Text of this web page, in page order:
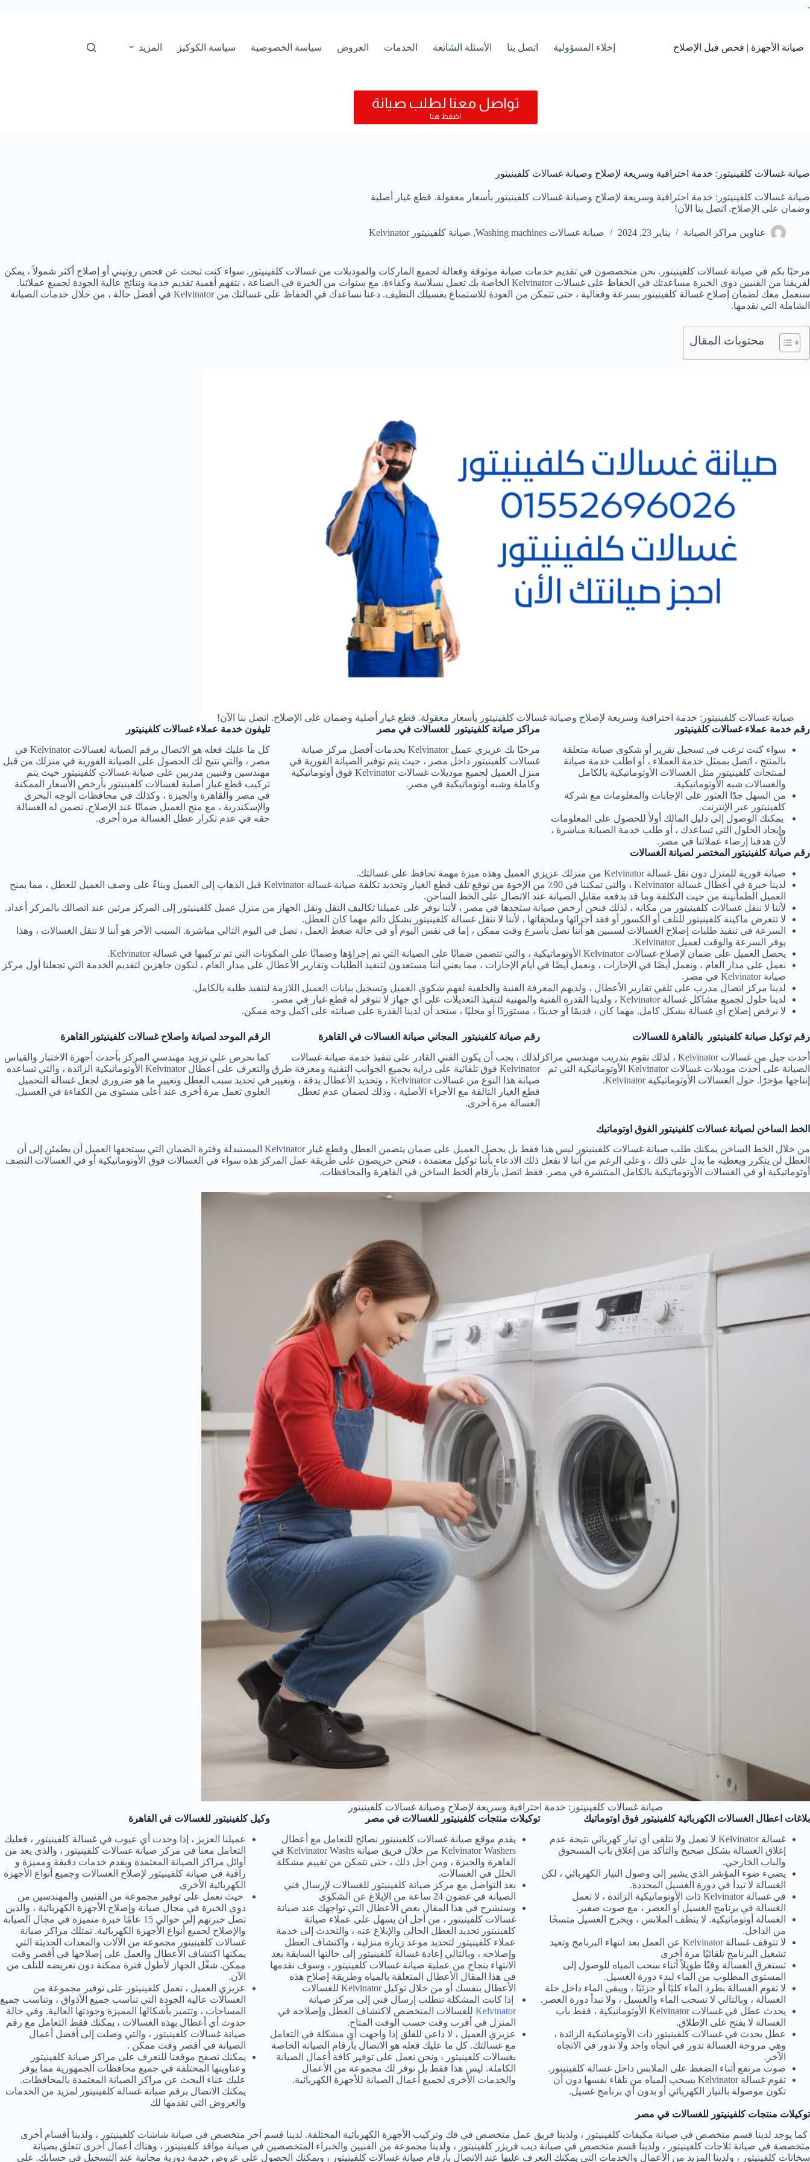
.
صيانة الأجهزة | فحص قبل الإصلاح
إخلاء المسؤولية اتصل بنا الأسئلة الشائعة الخدمات العروض سياسة الخصوصية سياسة الكوكيز المزيد
تواصل معنا لطلب صيانة
اضغط هنا
صيانة غسالات كلفينيتور: خدمة احترافية وسريعة لإصلاح وصيانة غسالات كلفينيتور
صيانة غسالات كلفينيتور: خدمة احترافية وسريعة لإصلاح وصيانة غسالات كلفينيتور بأسعار معقولة. قطع غيار أصلية
وضمان على الإصلاح. اتصل بنا الآن!
عناوين مراكز الصيانة يناير 23, 2024 صيانة غسالات Washing machines , صيانة كلفينيتور Kelvinator
مرحبًا بكم في صيانة غسالات كلفينيتور. نحن متخصصون في تقديم خدمات صيانة موثوقة وفعالة لجميع الماركات والموديلات من غسالات كلفينيتور. سواء كنت تبحث عن فحص روتيني أو إصلاح أكثر شمولاً ، يمكن
لفريقنا من الفنيين ذوي الخبرة مساعدتك في الحفاظ على غسالات Kelvinator الخاصة بك تعمل بسلاسة وكفاءة. مع سنوات من الخبرة في الصناعة ، نتفهم أهمية تقديم خدمة ونتائج عالية الجودة لجميع عملائنا.
سنعمل معك لضمان إصلاح غسالة كلفينيتور بسرعة وفعالية ، حتى تتمكن من العودة للاستمتاع بغسيلك النظيف. دعنا نساعدك في الحفاظ على غسالتك من Kelvinator في أفضل حالة ، من خلال خدمات الصيانة
الشاملة التي نقدمها.
محتويات المقال
صيانة غسالات كلفينيتور: خدمة احترافية وسريعة لإصلاح وصيانة غسالات كلفينيتور بأسعار معقولة. قطع غيار أصلية وضمان على الإصلاح. اتصل بنا الآن!
رقم خدمة عملاء غسالات كلفينيتور
سواء كنت ترغب في تسجيل تقرير أو شكوى صيانة متعلقة
بالمنتج ، اتصل بممثل خدمة العملاء ، أو اطلب خدمة صيانة
لمنتجات كلفينيتور مثل الغسالات الأوتوماتيكية بالكامل
والغسالات شبه الأوتوماتيكية.
من السهل جدًا العثور على الإجابات والمعلومات مع شركة
كلفينيتور عبر الإنترنت.
يمكنك الوصول إلى دليل المالك أولاً للحصول على المعلومات
وإيجاد الحلول التي تساعدك ، أو طلب خدمة الصيانة مباشرة ،
لأن هدفنا إرضاء عملائنا في مصر.
مراكز صيانة كلفينيتور للغسالات في مصر
مرحبًا بك عزيزي عميل Kelvinator بخدمات أفضل مركز صيانة
غسالات كلفينيتور داخل مصر ، حيث يتم توفير الصيانة الفورية في
منزل العميل لجميع موديلات غسالات Kelvinator فوق أوتوماتيكية
وكاملة وشبه أوتوماتيكية في مصر.
تليفون خدمة عملاء غسالات كلفينيتور
كل ما عليك فعله هو الاتصال برقم الصيانة لغسالات Kelvinator في
مصر ، والتي تتيح لك الحصول على الصيانة الفورية في منزلك من قبل
مهندسين وفنيين مدربين على صيانة غسالات كلفينيتور حيث يتم
تركيب قطع غيار أصلية لغسالات كلفينيتور بأرخص الأسعار الممكنة
في مصر والقاهرة والجيزة ، وكذلك في محافظات الوجه البحري
والإسكندرية ، مع منح العميل ضمانًا عند الإصلاح. تضمن له الغسالة
حقه في عدم تكرار عطل الغسالة مرة أخرى.
رقم صيانة كلفينيتور المختصر لصيانة الغسالات
صيانة فورية للمنزل دون نقل غسالة Kelvinator من منزلك عزيزي العميل وهذه ميزة مهمة تحافظ على غسالتك.
لدينا خبرة في أعطال غسالة Kelvinator ، والتي تمكننا في 90٪ من الإخوة من توقع تلف قطع الغيار وتحديد تكلفة صيانة غسالة Kelvinator قبل الذهاب إلى العميل وبناءً على وصف العميل للعطل ، مما يمنح
العميل الطمأنينة من حيث التكلفة وما قد يدفعه مقابل الصيانة عند الاتصال على الخط الساخن.
لأننا لا ننقل غسالات كلفينيتور من مكانه ، لذلك فنحن أرخص صيانة ستجدها في مصر ، لأننا نوفر على عميلنا تكاليف النقل ونقل الجهاز من منزل عميل كلفينيتور إلى المركز مرتين عند اتصالك بالمركز أعداد.
لا تتعرض ماكينة كلفينيتور للتلف أو الكسور أو فقد أجزائها وملحقاتها ، لأننا لا ننقل غسالة كلفينيتور بشكل دائم مهما كان العطل.
السرعة في تنفيذ طلبات إصلاح الغسالات لسببين هو أننا نصل بأسرع وقت ممكن ، إما في نفس اليوم أو في حالة ضغط العمل ، نصل في اليوم التالي مباشرة. السبب الآخر هو أننا لا ننقل الغسالات ، وهذا
يوفر السرعة والوقت لعميل Kelvinator.
يحصل العميل على ضمان لإصلاح غسالات Kelvinator الأوتوماتيكية ، والتي تتضمن ضمانًا على الصيانة التي تم إجراؤها وضمانًا على المكونات التي تم تركيبها في غسالة Kelvinator.
نعمل على مدار العام ، ونعمل أيضًا في الإجازات ، ونعمل أيضًا في أيام الإجازات ، مما يعني أننا مستعدون لتنفيذ الطلبات وتقارير الأعطال على مدار العام ، لنكون جاهزين لتقديم الخدمة التي تجعلنا أول مركز
صيانة Kelvinator في مصر.
لدينا مركز اتصال مدرب على تلقي تقارير الأعطال ، ولديهم المعرفة الفنية والخلفية لفهم شكوى العميل وتسجيل بيانات العميل اللازمة لتنفيذ طلبه بالكامل.
لدينا حلول لجميع مشاكل غسالة Kelvinator ، ولدينا القدرة الفنية والمهنية لتنفيذ التعديلات على أي جهاز لا تتوفر له قطع غيار في مصر.
لا نرفض إصلاح أي غسالة بشكل كامل. مهما كان ، قديمًا أو جديدًا ، مستوردًا أو محليًا ، ستجد أن لدينا القدرة على صيانته على أكمل وجه ممكن.
رقم توكيل صيانة كلفينيتور بالقاهرة للغسالات
أحدث جيل من غسالات Kelvinator ، لذلك نقوم بتدريب مهندسي مراكز
الصيانة على أحدث موديلات غسالات Kelvinator الأوتوماتيكية التي تم
إنتاجها مؤخرًا. حول الغسالات الأوتوماتيكية Kelvinator.
رقم صيانة كلفينيتور المجاني صيانة الغسالات في القاهرة
لذلك ، يجب أن يكون الفني القادر على تنفيذ خدمة صيانة غسالات
Kelvinator فوق تلقائية على دراية بجميع الجوانب التقنية ومعرفة طرق
صيانة هذا النوع من غسالات Kelvinator ، وتحديد الأعطال بدقة ، وتغيير
قطع الغيار التالفة مع الأجزاء الأصلية ، وذلك لضمان عدم تعطل
الغسالة مرة أخرى.
الرقم الموحد لصيانة واصلاح غسالات كلفينيتور القاهرة
كما نحرص على تزويد مهندسي المركز بأحدث أجهزة الاختبار والقياس
والتعرف على أعطال Kelvinator الأوتوماتيكية الزائدة ، والتي تساعده
في تحديد سبب العطل وتغيير ما هو ضروري لجعل غسالة التحميل
العلوي تعمل مرة أخرى عند أعلى مستوى من الكفاءة في الغسيل.
الخط الساخن لصيانة غسالات كلفينيتور الفوق اوتوماتيك
من خلال الخط الساخن يمكنك طلب صيانة غسالات كلفينيتور ليس هذا فقط بل يحصل العميل على ضمان يتضمن العطل وقطع غيار Kelvinator المستبدلة وفترة الضمان التي يستحقها العميل أن يطمئن إلى أن
العطل لن يتكرر ويعطيه ما يدل على ذلك ، وعلى الرغم من أننا لا نفعل ذلك الادعاء بأننا توكيل معتمدة ، فنحن حريصون على طريقة عمل المركز هذه سواء في الغسالات فوق الأوتوماتيكية أو في الغسالات النصف
أوتوماتيكية أو في الغسالات الأوتوماتيكية بالكامل المنتشرة في مصر. فقط اتصل بأرقام الخط الساخن في القاهرة والمحافظات.
صيانة غسالات كلفينيتور: خدمة احترافية وسريعة لإصلاح وصيانة غسالات كلفينيتور
بلاغات اعطال الغسالات الكهربائية كلفينيتور فوق اوتوماتيك
غسالة Kelvinator لا تعمل ولا تتلقى أي تيار كهربائي نتيجة عدم
إغلاق الغسالة بشكل صحيح والتأكد من إغلاق باب المسحوق
والباب الخارجي.
يضيء ضوء المؤشر الذي يشير إلى وصول التيار الكهربائي ، لكن
الغسالة لا تبدأ في دورة الغسيل المحددة.
في غسالة Kelvinator ذات الأوتوماتيكية الزائدة ، لا تعمل
الغسالة في برنامج الغسيل أو العصر ، مع صوت صفير.
الغسالة أوتوماتيكية. لا ينظف الملابس ، ويخرج الغسيل متسخًا
من الداخل.
لا تتوقف غسالة Kelvinator عن العمل بعد انتهاء البرنامج وتعيد
تشغيل البرنامج تلقائيًا مرة أخرى
تستغرق الغسالة وقتًا طويلاً أثناء سحب المياه للوصول إلى
المستوى المطلوب من الماء لبدء دورة الغسيل.
لا تقوم الغسالة بطرد الماء كليًا أو جزئيًا ، ويبقى الماء داخل حلة
الغسالة ، وبالتالي لا تسحب الماء والغسيل ، ولا تبدأ دورة العصر.
يحدث عطل في غسالات Kelvinator الأوتوماتيكية ، فقط باب
الغسالة لا يفتح على الإطلاق.
عطل يحدث في غسالات كلفينيتور ذات الأوتوماتيكية الزائدة ،
وهي مروحة الغسالة تدور في اتجاه واحد ولا تدور في الاتجاه
الآخر.
صوت مرتفع أثناء الضغط على الملابس داخل غسالة كلفينيتور.
تقوم غسالة Kelvinator بسحب المياه من تلقاء نفسها دون أن
تكون موصولة بالتيار الكهربائي أو بدون أي برنامج غسيل.
توكيلات منتجات كلفينيتور للغسالات في مصر
يقدم موقع صيانة غسالات كلفينيتور نصائح للتعامل مع أعطال
Kelvinator Washers من خلال فريق صيانة Kelvinator Washs في
القاهرة والجيزة ، ومن أجل ذلك ، حتى نتمكن من تقييم مشكلة
الخلل في الغسالات.
بعد التواصل مع مركز صيانة كلفينيتور للغسالات لإرسال فني
الصيانة في غضون 24 ساعة من الإبلاغ عن الشكوى
وسنشرح في هذا المقال بعض الأعطال التي تواجهك عند صيانة
غسالات كلفينيتور ، من أجل ان يسهل على عملاء صيانة
كلفينيتور تحديد العطل الحالي والإبلاغ عنه ، والتحدث إلى خدمة
عملاء كلفينيتور لتحديد موعد زيارة منزلية ، واكتشاف العطل
وإصلاحه ، وبالتالي إعادة غسالة كلفينيتور إلى حالتها السابقة بعد
الانتهاء بنجاح من عملية صيانة غسالات كلفينيتور ، وسوف نقدمها
في هذا المقال الأعطال المتعلقة بالمياه وطريقة إصلاح هذه
الأعطال بنفسك أو من خلال توكيل Kelvinator للغسالات
إذا كانت المشكلة تتطلب إرسال فني إلى مركز صيانة
Kelvinator للغسالات المتخصص لاكتشاف العطل وإصلاحه في
المنزل في أقرب وقت حسب الوقت المتاح.
عزيزي العميل ، لا داعي للقلق إذا واجهت أي مشكلة في التعامل
مع غسالتك. كل ما عليك فعله هو الاتصال بأرقام الصيانة الخاصة
بغسالات كلفينيتور ، ونحن نعمل على توفير كافة أعمال الصيانة
الكاملة. ليس هذا فقط بل نوفر لك مجموعة من الأعمال
والخدمات الأخرى لجميع أعمال الصيانة للأجهزة الكهربائية.
وكيل كلفينيتور للغسالات في القاهرة
عميلنا العزيز ، إذا وجدت أي عيوب في غسالة كلفينيتور ، فعليك
التعامل معنا في مركز صيانة غسالات كلفينيتور ، والذي يعد من
أوائل مراكز الصيانة المعتمدة ويقدم خدمات دقيقة ومميزة و
راقية في صيانة كلفينيتور لإصلاح الغسالات وجميع أنواع الأجهزة
الكهربائية الأخرى
حيث نعمل على توفير مجموعة من الفنيين والمهندسين من
ذوي الخبرة في مجال صيانة وإصلاح الأجهزة الكهربائية ، والذين
تصل خبرتهم إلى حوالي 15 عامًا خبرة متميزة في مجال الصيانة
والإصلاح لجميع أنواع الأجهزة الكهربائية. تمتلك مراكز صيانة
غسالات كلفينيتور مجموعة من الآلات والمعدات الحديثة التي
يمكنها اكتشاف الأعطال والعمل على إصلاحها في أقصر وقت
ممكن. شغّل الجهاز لأطول فترة ممكنة دون تعريضه للتلف من
الآن.
عزيزي العميل ، تعمل كلفينيتور على توفير مجموعة من
الغسالات عالية الجودة التي تناسب جميع الأذواق ، وتناسب جميع
المساحات ، وتتميز بأشكالها المميزة وجودتها العالية. وفي حالة
حدوث أي أعطال بهذه الغسالات ، يمكنك فقط التعامل مع رقم
صيانة غسالات كلفينيتور ، والتي وصلت إلى أفضل أعمال
الصيانة في أقصر وقت ممكن .
يمكنك تصفح موقعنا للتعرف على مراكز صيانة كلفينيتور
وعناوينها المختلفة في جميع محافظات الجمهورية مما يوفر
عليك عناء البحث عن مراكز الصيانة المعتمدة بالمحافظات.
يمكنك الاتصال برقم صيانة غسالة كلفينيتور لمزيد من الخدمات
والعروض التي تقدمها لك
توكيلات منتجات كلفينيتور للغسالات في مصر
كما يوجد لدينا قسم متخصص في صيانة مكيفات كلفينيتور ، ولدينا فريق عمل متخصص في فك وتركيب الأجهزة الكهربائية المختلفة. لدينا قسم آخر متخصص في صيانة شاشات كلفينيتور ، ولدينا أقسام أخرى
متخصصة في صيانة ثلاجات كلفينيتور ، ولدينا قسم متخصص في صيانة ديب فريزر كلفينيتور ، ولدينا مجموعة من الفنيين والخبراء المتخصصين في صيانة مواقد كلفينيتور ، وهناك أعمال أخرى تتعلق بصيانة
سخانات كلفينيتور ، ولدينا المزيد من الأعمال والخدمات التي يمكنك التعرف عليها عند الاتصال بأرقام صيانة غسالات كلفينيتور ، ويمكنك الحصول على عروض خدمة دورية مجانية عند التسجيل في حسابك. على